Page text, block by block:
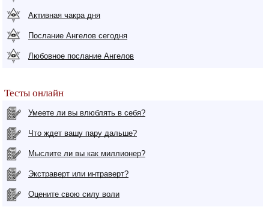
Активная чакра дня
Послание Ангелов сегодня
Любовное послание Ангелов
Тесты онлайн
Умеете ли вы влюблять в себя?
Что ждет вашу пару дальше?
Мыслите ли вы как миллионер?
Экстраверт или интраверт?
Оцените свою силу воли